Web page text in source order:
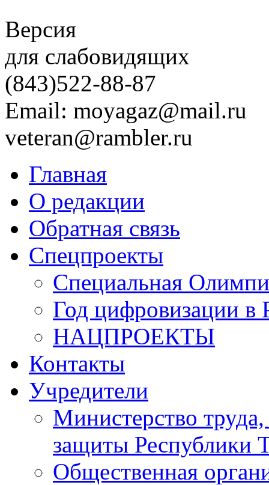
Версия
для слабовидящих
(843)522-88-87
Email: moyagaz@mail.ru
veteran@rambler.ru
Главная
О редакции
Обратная связь
Спецпроекты
Специальная
Год цифровизации в
НАЦПРОЕКТЫ
Контакты
Учредители
Министерство
защиты Республики
Общественная